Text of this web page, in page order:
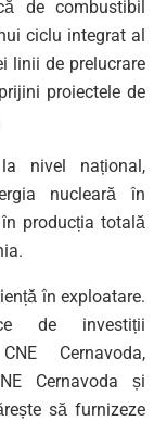
de combustibil
ciclu integrat al
linii de prelucrare
proiectele de
nivel național,
nucleară în
producția totală
în exploatare.
de investiții
Cernavoda,
Cernavoda și
să furnizeze